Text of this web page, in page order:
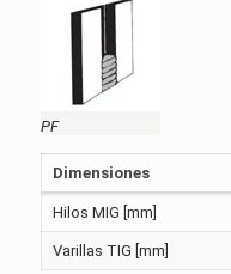
PF
Dimensiones
Hilos MIG [mm]
Varillas TIG [mm]